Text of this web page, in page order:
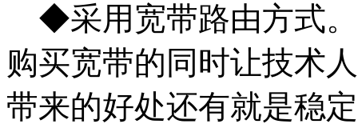
◆采用宽带路由方式。
购买宽带的同时让技术
带来的好处还有就是稳